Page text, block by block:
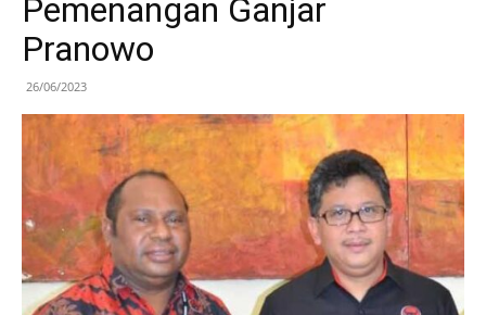
Pemenangan Ganjar
Pranowo
26/06/2023